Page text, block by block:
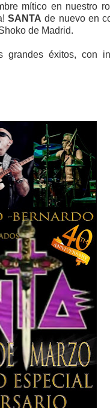
mítico en nuestro
SANTA de nuevo en
de Madrid.
grandes éxitos, con